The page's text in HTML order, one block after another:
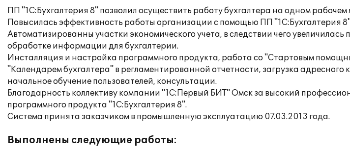
ПП "1С:Бухгалтерия 8" позволил осуществить работу бухгалтера на одном рабочем
Повысилась эффективность работы организации с помощью ПП "1С:Бухгалтерия
Автоматизированны участки экономического учета, в следствии чего
обработке информации для бухгалтерии.
Инсталляция и настройка программного продукта, работа со "Стартовым
"Календарем бухгалтера" в регламентированной отчетности, загрузка
начальное обучение пользователей, консультации.
Благодарность коллективу компании "1С:Первый БИТ" Омск за высокий
программного продукта "1С:Бухгалтерия 8".
Система принята заказчиком в промышленную эксплуатацию 07.03.2013 года.
Выполнены следующие работы: